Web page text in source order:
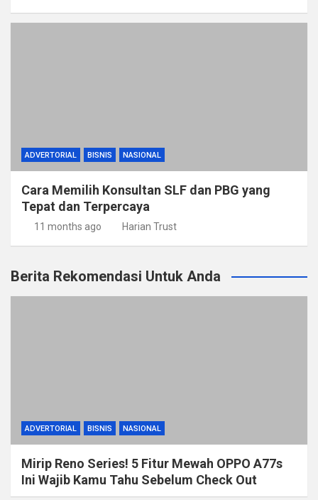
ADVERTORIAL BISNIS NASIONAL
Cara Memilih Konsultan SLF dan PBG yang
Tepat dan Terpercaya
11 months ago Harian Trust
Berita Rekomendasi Untuk Anda
ADVERTORIAL BISNIS NASIONAL
Mirip Reno Series! 5 Fitur Mewah OPPO A77s
Ini Wajib Kamu Tahu Sebelum Check Out